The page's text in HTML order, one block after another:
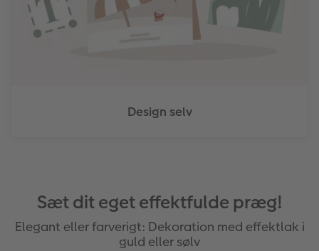
Design selv
Sæt dit eget effektfulde præg!
Elegant eller farverigt: Dekoration med effektlak i
guld eller sølv